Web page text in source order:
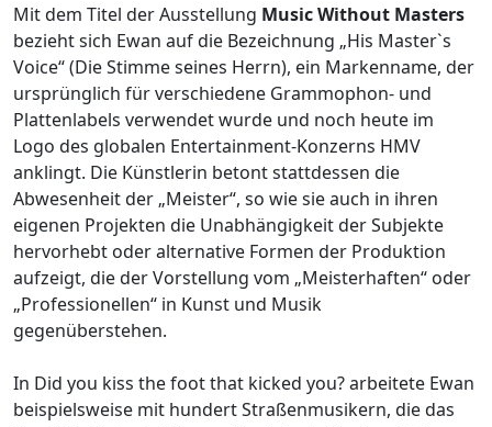
Mit dem Titel der Ausstellung Music Without Masters
bezieht sich Ewan auf die Bezeichnung „His Master`s
Voice“ (Die Stimme seines Herrn), ein Markenname, der
ursprünglich für verschiedene Grammophon- und
Plattenlabels verwendet wurde und noch heute im
Logo des globalen Entertainment-Konzerns HMV
anklingt. Die Künstlerin betont stattdessen die
Abwesenheit der „Meister“, so wie sie auch in ihren
eigenen Projekten die Unabhängigkeit der Subjekte
hervorhebt oder alternative Formen der Produktion
aufzeigt, die der Vorstellung vom „Meisterhaften“ oder
„Professionellen“ in Kunst und Musik
gegenüberstehen.
In Did you kiss the foot that kicked you? arbeitete Ewan
beispielsweise mit hundert Straßenmusikern, die das